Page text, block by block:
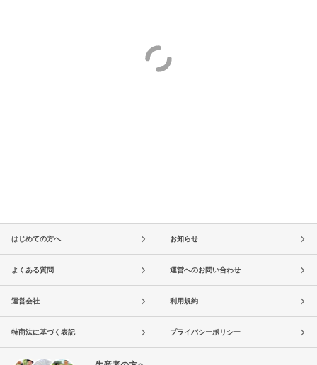
はじめての方へ お知らせ
よくある質問 運営へのお問い合わせ
運営会社 利用規約
特商法に基づく表記 プライバシーポリシー